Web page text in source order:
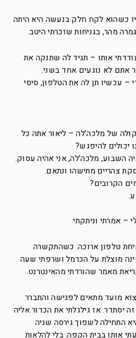
כשהוא לקח חלק בנעשה היא היתה
מהר, בגניחות שזכרתי היטב.
אותו – תגיד לה שתנקה את
אתם לא נוגעים אחד בשני.
– עכשיו תן לה את הטלפון, סיסי
של מלכה’לה – ליאור אתה כל
יכולים להיפגש?
השבוע, מלכה’לה, אני אהיה עסוק.
צהריים מתישהו ונתאם.
הקרובים?
– אמרתי וניתקתי.
טלפון ארוכה. כשהתקשרה
מוצלת על הכרמל ושרפתי שעה
מאמר שהורדתי מהאינטרנט.
מועד מתאים לפגישה והתברר
יסתדר. אז גילגלתי את הכדור אליה
התחילה לשפוך גירסה שניה
אותו בבית הקפה. בלי להלאות